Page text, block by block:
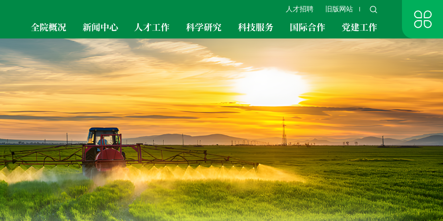
人才招聘 旧版网站
全院概况 新闻中心 人才工作 科学研究 科技服务 国际合作 党建工作